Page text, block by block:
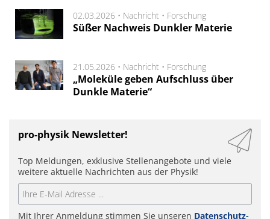
02.03.2026 • Nachricht • Forschung
Süßer Nachweis Dunkler Materie
21.05.2026 • Nachricht • Forschung
„Moleküle geben Aufschluss über
Dunkle Materie“
pro-physik Newsletter!
Top Meldungen, exklusive Stellenangebote und viele
weitere aktuelle Nachrichten aus der Physik!
Mit Ihrer Anmeldung stimmen Sie unseren Datenschutz-